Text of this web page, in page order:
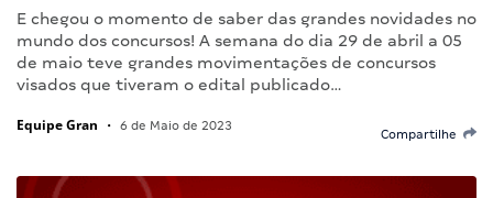
E chegou o momento de saber das grandes novidades no
mundo dos concursos! A semana do dia 29 de abril a 05
de maio teve grandes movimentações de concursos
visados que tiveram o edital publicado…
Equipe Gran • 6 de Maio de 2023
Compartilhe